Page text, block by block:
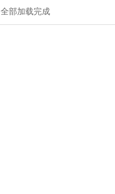
全部加载完成